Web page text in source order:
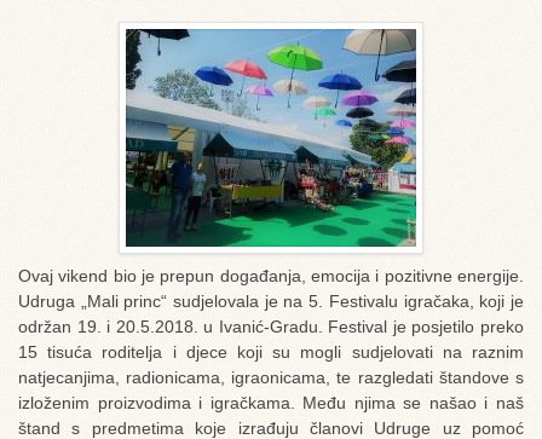
Ovaj vikend bio je prepun događanja, emocija i pozitivne energije.
Udruga „Mali princ“ sudjelovala je na 5. Festivalu igračaka, koji je
održan 19. i 20.5.2018. u Ivanić-Gradu. Festival je posjetilo preko
15 tisuća roditelja i djece koji su mogli sudjelovati na raznim
natjecanjima, radionicama, igraonicama, te razgledati štandove s
izloženim proizvodima i igračkama. Među njima se našao i naš
štand s predmetima koje izrađuju članovi Udruge uz pomoć